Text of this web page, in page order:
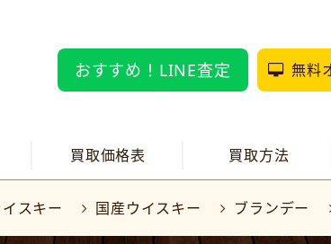
おすすめ！LINE査定 無料
買取価格表 買取方法
スキー 国産ウイスキー ブランデー